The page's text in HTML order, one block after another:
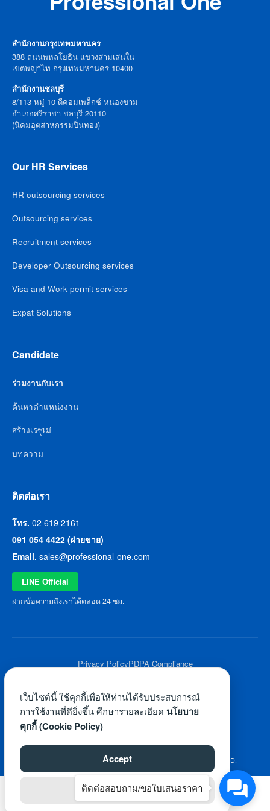
สำนักงานกรุงเทพมหานคร
388 ถนนพหลโยธิน แขวงสามเสนใน
เขตพญาไท กรุงเทพมหานคร 10400
สำนักงานชลบุรี
8/113 หมู่ 10 ดีคอมเพล็กซ์ หนองขาม
อำเภอศรีราชา ชลบุรี 20110
(นิคมอุตสาหกรรมปิ่นทอง)
Our HR Services
HR outsourcing services
Outsourcing services
Recruitment services
Developer Outsourcing services
Visa and Work permit services
Expat Solutions
Candidate
ร่วมงานกับเรา
ค้นหาตำแหน่งงาน
สร้างเรซูเม่
บทความ
ติดต่อเรา
โทร. 02 619 2161
091 054 4422 (ฝ่ายขาย)
Email. sales@professional-one.com
LINE Official
ฝากข้อความถึงเราได้ตลอด 24 ชม.
Privacy PolicyPDPA Compliance
©2026 WWW.PROFESSIONAL-ONE.COM. ALL RIGHTS RESERVED.
ติดต่อสอบถาม/ขอใบเสนอราคา
ไทย English
เว็บไซต์นี้ ใช้คุกกี้เพื่อให้ท่านได้รับประสบการณ์
การใช้งานที่ดียิ่งขึ้น ศึกษารายละเอียด นโยบาย
คุกกี้ (Cookie Policy)
Accept
Reject